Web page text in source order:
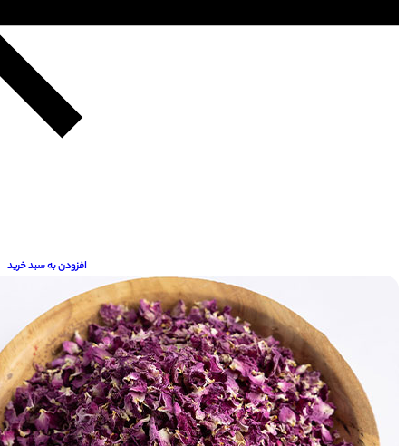
افزودن به سبد خرید